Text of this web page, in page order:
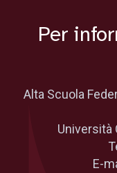
Per
Alta Scuola
Università
E-